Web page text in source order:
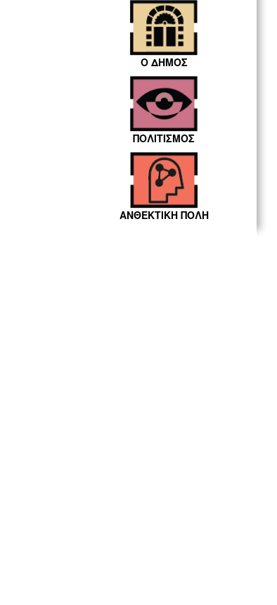
Ο ΔΗΜΟΣ
ΠΟΛΙΤΙΣΜΟΣ
ΑΝΘΕΚΤΙΚΗ ΠΟΛΗ